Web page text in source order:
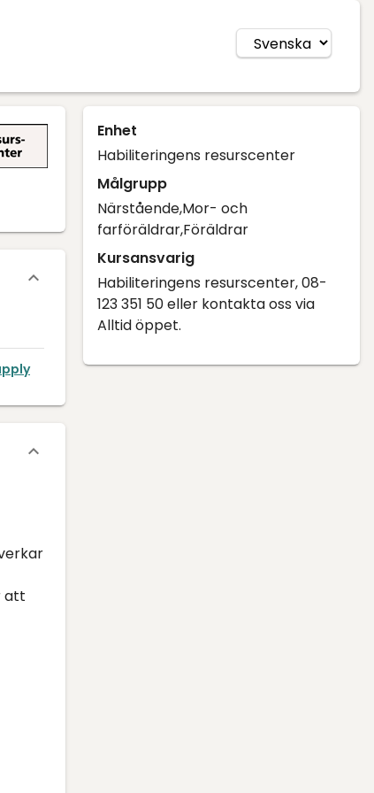
att
Enhet
Habiliteringens resurscenter
Målgrupp
Närstående,Mor- och
farföräldrar,Föräldrar
Kursansvarig
Habiliteringens resurscenter, 08-
123 351 50 eller kontakta oss via
Alltid öppet.